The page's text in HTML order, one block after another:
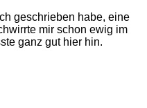
geschrieben habe, eine
mir schon ewig im
ganz gut hier hin.